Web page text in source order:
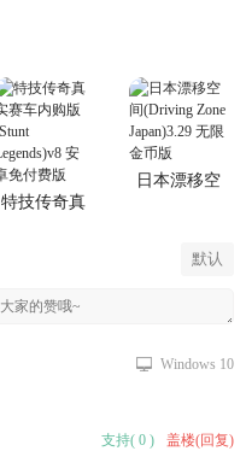
特技传奇真
日本漂移空
默认
Windows 10
支持( 0 ) 盖楼(回复)